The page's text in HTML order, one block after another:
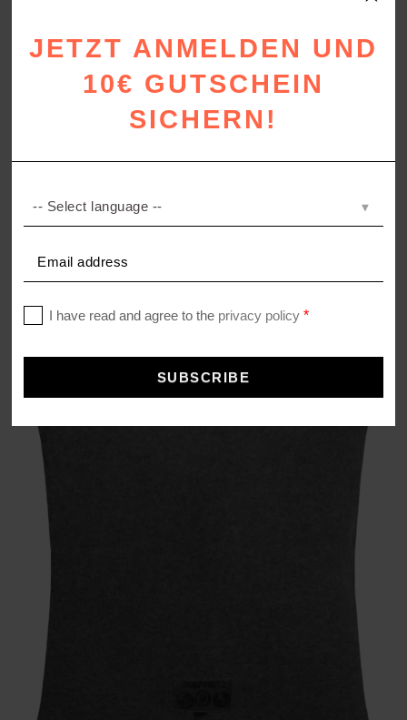
SINCE 1828 CASHMERE
ab469,00€
JETZT ANMELDEN UND
10€ GUTSCHEIN
SICHERN!